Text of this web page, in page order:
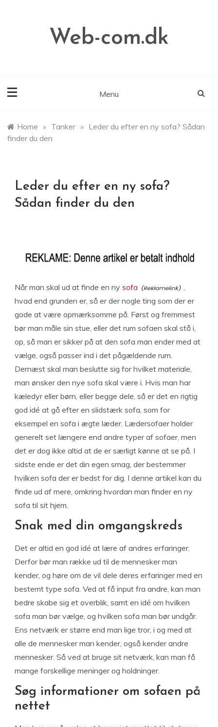
Web-com.dk
Menu
Home » Tanker » Leder du efter en ny sofa? Sådan
finder du den
Leder du efter en ny sofa?
Sådan finder du den
Når man skal ud at finde en ny sofa
,
hvad end grunden er, så er der nogle ting som der er
gode at være opmærksomme på. Først og fremmest
bør man måle sin stue, eller det rum sofaen skal stå i,
op, så man er sikker på at den sofa man ender med at
vælge, også passer ind i det pågældende rum.
Dernæst skal man beslutte sig for hvilket materiale,
man ønsker den nye sofa skal være i. Hvis man har
kæledyr eller børn, eller begge dele, så er det en rigtig
god idé at gå efter en slidstærk sofa, som for
eksempel en sofa i ægte læder. Lædersofaer holder
generelt set længere end andre typer af sofaer, men
det er dog ikke altid at de er særligt kønne at se på. I
sidste ende er det din egen smag, der bestemmer
hvilken sofa der er bedst for dig. I denne artikel kan du
finde ud af mere, omkring hvordan man finder en ny
sofa til sit hjem.
Snak med din omgangskreds
Det er altid en god idé at lære af andres erfaringer.
Derfor bør man række ud til de mennesker man
kender, og høre om de vil dele deres erfaringer med en
bestemt type sofa. Ved at få input fra andre, kan man
bedre skabe sig et overblik, samt en idé om hvilken
sofa man bør vælge, og hvilken sofa man bør undgår.
Ens netværk er større end man lige tror, i og med at
alle de mennesker man kender, også kender andre
mennesker. Så ved at bruge sit netværk, kan man få
mange forskellige meninger og holdninger.
Søg informationer om sofaen på
nettet